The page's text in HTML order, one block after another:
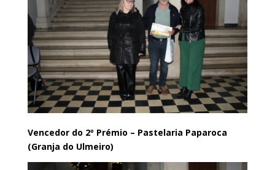
Vencedor do 2º Prémio – Pastelaria Paparoca
(Granja do Ulmeiro)